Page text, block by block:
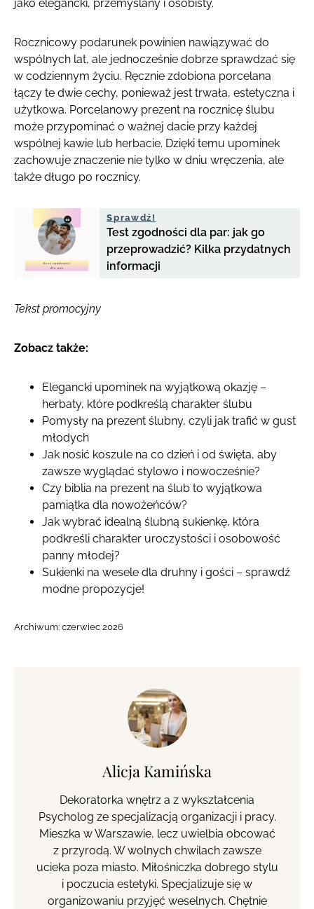
jako elegancki, przemyślany i osobisty.
Rocznicowy podarunek powinien nawiązywać do
wspólnych lat, ale jednocześnie dobrze sprawdzać się
w codziennym życiu. Ręcznie zdobiona porcelana
łączy te dwie cechy, ponieważ jest trwała, estetyczna i
użytkowa. Porcelanowy prezent na rocznicę ślubu
może przypominać o ważnej dacie przy każdej
wspólnej kawie lub herbacie. Dzięki temu upominek
zachowuje znaczenie nie tylko w dniu wręczenia, ale
także długo po rocznicy.
Sprawdź!
Test zgodności dla par: jak go
przeprowadzić? Kilka przydatnych
informacji
Tekst promocyjny
Zobacz także:
Elegancki upominek na wyjątkową okazję –
herbaty, które podkreślą charakter ślubu
Pomysły na prezent ślubny, czyli jak trafić w gust
młodych
Jak nosić koszule na co dzień i od święta, aby
zawsze wyglądać stylowo i nowocześnie?
Czy biblia na prezent na ślub to wyjątkowa
pamiątka dla nowożeńców?
Jak wybrać idealną ślubną sukienkę, która
podkreśli charakter uroczystości i osobowość
panny młodej?
Sukienki na wesele dla druhny i gości – sprawdź
modne propozycje!
Archiwum: czerwiec 2026
Alicja Kamińska
Dekoratorka wnętrz a z wykształcenia
Psycholog ze specjalizacją organizacji i pracy.
Mieszka w Warszawie, lecz uwielbia obcować
z przyrodą. W wolnych chwilach zawsze
ucieka poza miasto. Miłośniczka dobrego stylu
i poczucia estetyki. Specjalizuje się w
organizowaniu przyjęć weselnych. Chętnie